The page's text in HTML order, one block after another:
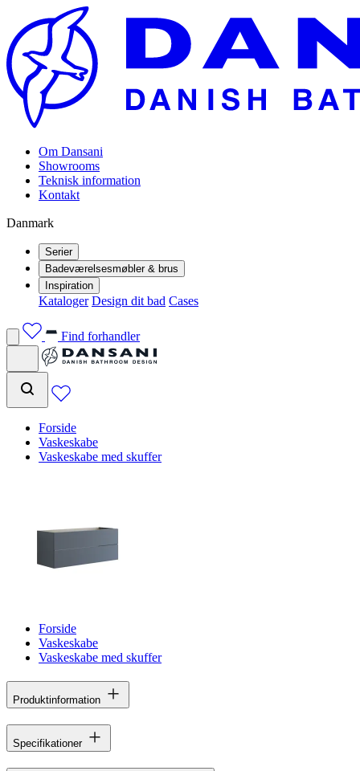
Om Dansani
Showrooms
Teknisk information
Kontakt
Danmark
Serier
Badeværelsesmøbler & brus
Inspiration
Kataloger Design dit bad Cases
Find forhandler
Forside
Vaskeskabe
Vaskeskabe med skuffer
Forside
Vaskeskabe
Vaskeskabe med skuffer
Produktinformation
Specifikationer